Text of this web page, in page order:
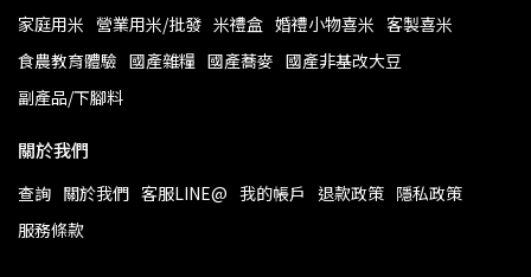
家庭用米 營業用米/批發 米禮盒 婚禮小物喜米 客製喜米
食農教育體驗 國產雜糧 國產蕎麥 國產非基改大豆
副產品/下腳料
關於我們
查詢 關於我們 客服LINE@ 我的帳戶 退款政策 隱私政策
服務條款